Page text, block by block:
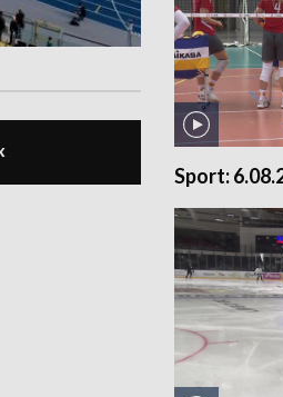
Sport: